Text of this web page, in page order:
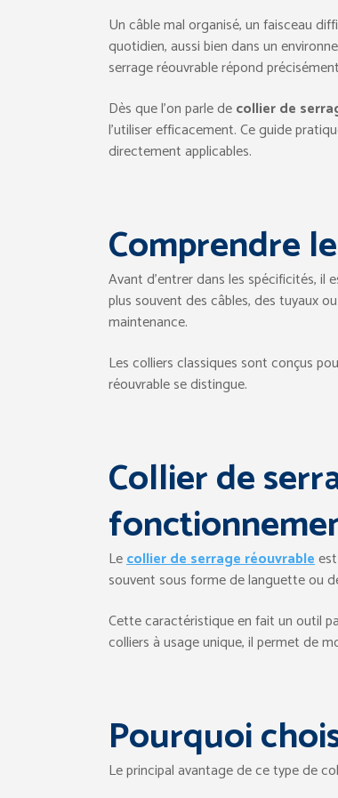
Un câble mal organisé, un faisceau
quotidien, aussi bien dans un
serrage réouvrable répond
Dès que l’on parle decollier de
l’utiliser efficacement. Ce guide
directement applicables.
Comprendre
Avant d’entrer dans les spécificités, il
plus souvent des câbles, des tuyaux
maintenance.
Les colliers classiques sont conçus
réouvrable se distingue.
Collier de
Lecollier de serrage réouvrable
souvent sous forme de languette ou
Cette caractéristique en fait un outil
colliers à usage unique, il permet de
Pourquoi
Le principal avantage de ce type de